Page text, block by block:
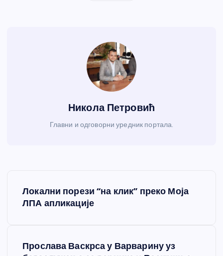
Никола Петровић
Главни и одговорни уредник портала.
Локални порези “на клик” преко Моја
ЛПА апликације
Прослава Васкрса у Варварину уз